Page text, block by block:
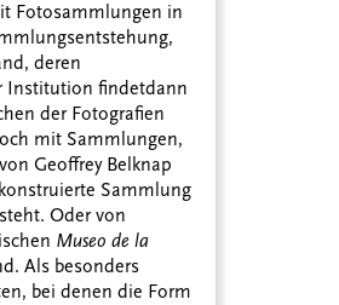
Fotosammlungen in
deren
Institution findetdann
der Fotografien
mit Sammlungen,
Geoffrey Belknap
Sammlung
Oder von
Museo de la
Als besonders
bei denen die Form